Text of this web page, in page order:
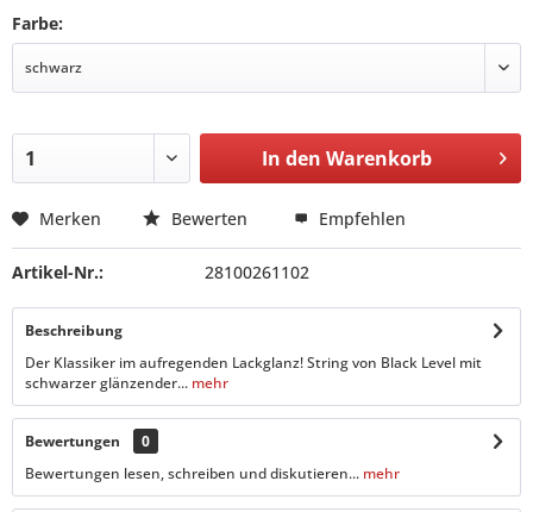
Farbe:
In den Warenkorb
Merken Bewerten Empfehlen
Artikel-Nr.: 28100261102
Beschreibung
Der Klassiker im aufregenden Lackglanz! String von Black Level mit
schwarzer glänzender... mehr
Bewertungen
0
Bewertungen lesen, schreiben und diskutieren... mehr